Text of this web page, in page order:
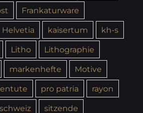
Frankaturware
Helvetia kaisertum
kh-s
Litho
Lithographie
markenhefte
Motive
pro patria
rayon
schweiz
sitzende